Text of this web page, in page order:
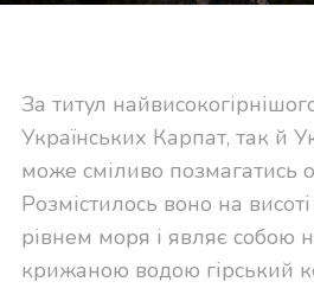
За титул
Українських Карпат, так й
може сміливо позмагатись
Розмістилось воно на
рівнем моря і являє собою
крижаною водою гірський